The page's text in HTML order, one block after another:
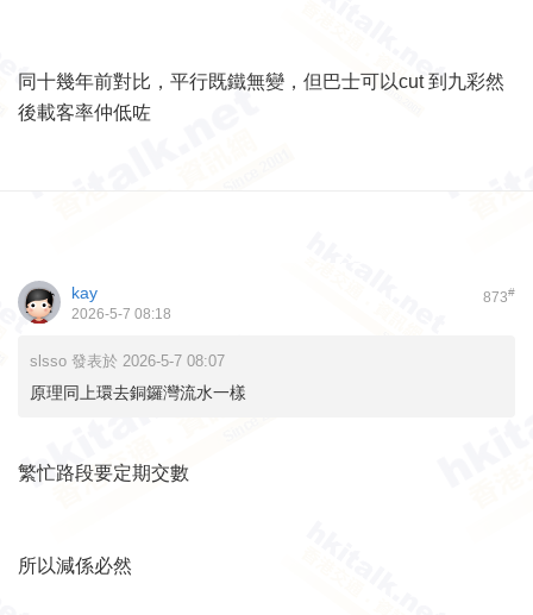
同十幾年前對比，平行既鐵無變，但巴士可以cut 到九彩然
後載客率仲低咗
873#
kay
2026-5-7 08:18
slsso 發表於 2026-5-7 08:07
原理同上環去銅鑼灣流水一樣
繁忙路段要定期交數
所以減係必然